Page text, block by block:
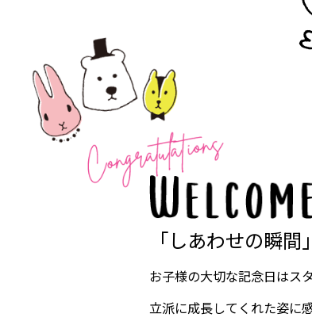
「しあわせの瞬間
お子様の大切な記念日はス
立派に成長してくれた姿に